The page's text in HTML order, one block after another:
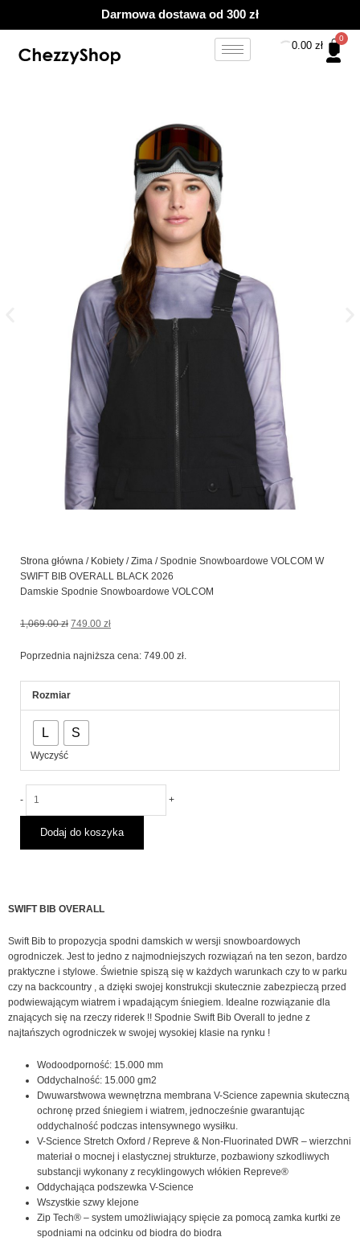
Darmowa dostawa od 300 zł
0.00 zł
Strona główna / Kobiety /Zima / Spodnie Snowboardowe VOLCOM W
SWIFT BIB OVERALL BLACK 2026
Damskie Spodnie Snowboardowe VOLCOM
1,069.00zł Pierwotna
wynosiła:
749.00 złAktualna
wynosi:
Poprzednia najniższa cena: 749.00 zł.
Rozmiar
L S
Wyczyść
-
Spodnie
W
SWIFT
OVERALL
+
Dodaj do koszyka
SWIFT BIB OVERALL
Swift Bib to propozycja spodni damskich w wersji snowboardowych
ogrodniczek. Jest to jedno z najmodniejszych rozwiązań na ten sezon, bardzo
praktyczne i stylowe. Świetnie spiszą się w każdych warunkach czy to w parku
czy na backcountry , a dzięki swojej konstrukcji skutecznie zabezpieczą przed
podwiewającym wiatrem i wpadającym śniegiem. Idealne rozwiązanie dla
znających się na rzeczy riderek !! Spodnie Swift Bib Overall to jedne z
najtańszych ogrodniczek w swojej wysokiej klasie na rynku !
Wodoodporność: 15.000 mm
Oddychalność: 15.000 gm2
Dwuwarstwowa wewnętrzna membrana V-Science zapewnia skuteczną
ochronę przed śniegiem i wiatrem, jednocześnie gwarantując
oddychalność podczas intensywnego wysiłku.
V-Science Stretch Oxford / Repreve & Non-Fluorinated DWR – wierzchni
materiał o mocnej i elastycznej strukturze, pozbawiony szkodliwych
substancji wykonany z recyklingowych włókien Repreve®
Oddychająca podszewka V-Science
Wszystkie szwy klejone
Zip Tech® – system umożliwiający spięcie za pomocą zamka kurtki ze
spodniami na odcinku od biodra do biodra